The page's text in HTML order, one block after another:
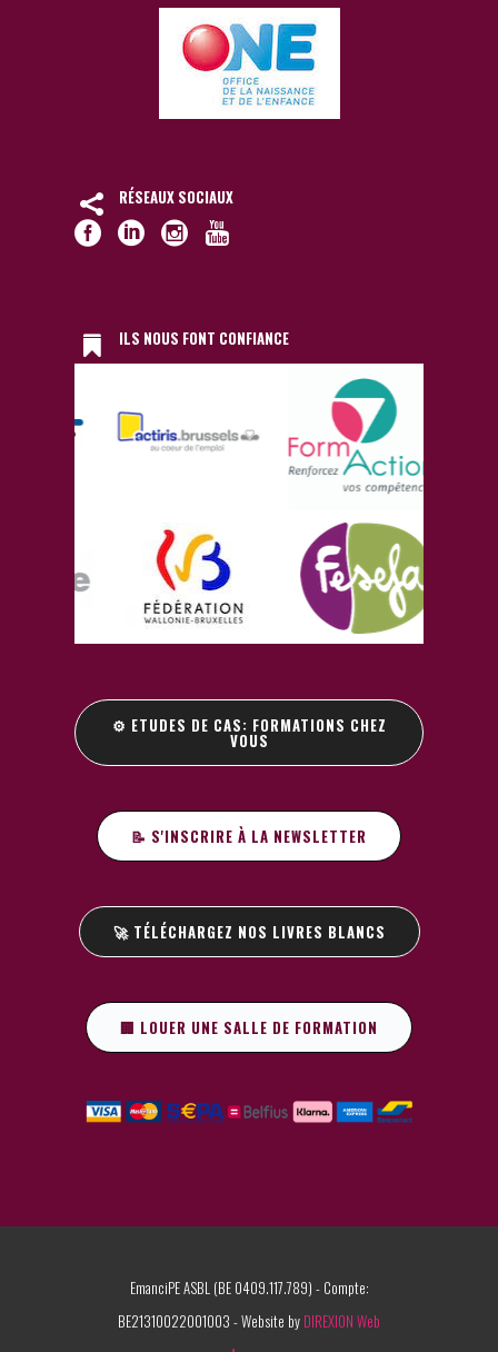
RÉSEAUX SOCIAUX
ILS NOUS FONT CONFIANCE
⚙️ ETUDES DE CAS: FORMATIONS CHEZ
VOUS
📝 S'INSCRIRE À LA NEWSLETTER
🚀 TÉLÉCHARGEZ NOS LIVRES BLANCS
🏢 LOUER UNE SALLE DE FORMATION
EmanciPE ASBL (BE 0409.117.789) - Compte:
BE21310022001003 - Website by DIREXION Web